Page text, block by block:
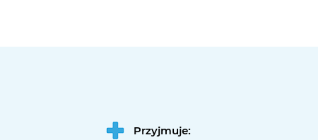
Przyjmuje: